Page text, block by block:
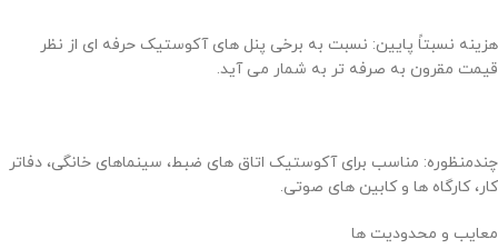
هزینه نسبتاً پایین: نسبت به برخی پنل های آکوستیک حرفه ای از نظر
قیمت مقرون به صرفه تر به شمار می آید.
چندمنظوره: مناسب برای آکوستیک اتاق های ضبط، سینماهای خانگی، دفاتر
کار، کارگاه ها و کابین های صوتی.
معایب و محدودیت ها